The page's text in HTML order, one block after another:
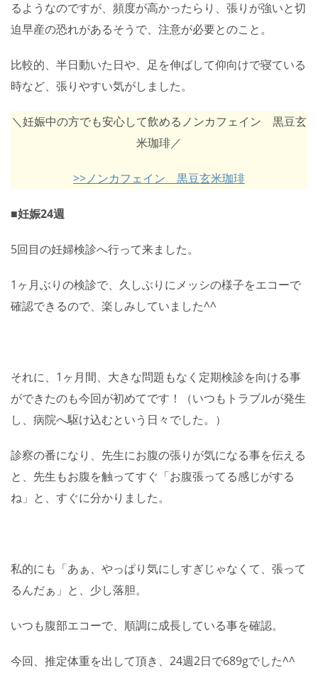
るようなのですが、頻度が高かったらり、張りが強いと切
迫早産の恐れがあるそうで、注意が必要とのこと。
比較的、半日動いた日や、足を伸ばして仰向けで寝ている
時など、張りやすい気がしました。
＼妊娠中の方でも安心して飲めるノンカフェイン 黒豆玄
米珈琲／
>>ノンカフェイン 黒豆玄米珈琲
■妊娠24週
5回目の妊婦検診へ行って来ました。
1ヶ月ぶりの検診で、久しぶりにメッシの様子をエコーで
確認できるので、楽しみしていました^^
それに、1ヶ月間、大きな問題もなく定期検診を向ける事
ができたのも今回が初めてです！（いつもトラブルが発生
し、病院へ駆け込むという日々でした。）
診察の番になり、先生にお腹の張りが気になる事を伝える
と、先生もお腹を触ってすぐ「お腹張ってる感じがする
ね」と、すぐに分かりました。
私的にも「あぁ、やっぱり気にしすぎじゃなくて、張って
るんだぁ」と、少し落胆。
いつも腹部エコーで、順調に成長している事を確認。
今回、推定体重を出して頂き、24週2日で689gでした^^